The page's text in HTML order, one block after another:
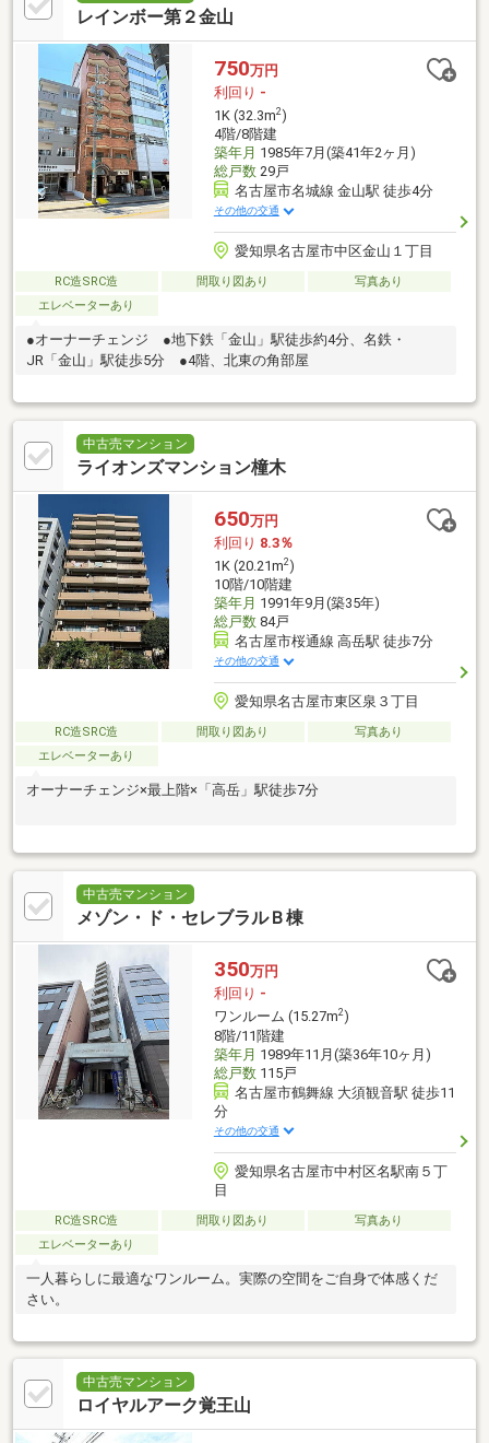
レインボー第２金山
750万円
利回り -
1K (32.3m2)
4階/8階建
築年月 1985年7月(築41年2ヶ月)
総戸数29戸
名古屋市名城線 金山駅 徒歩4分
その他の交通
愛知県名古屋市中区金山１丁目
RC造SRC造 間取り図あり
写真あり
エレベーターあり
●オーナーチェンジ ●地下鉄「金山」駅徒歩約4分、名鉄・
JR「金山」駅徒歩5分 ●4階、北東の角部屋
中古売マンション
ライオンズマンション橦木
650万円
利回り 8.3％
1K (20.21m2)
10階/10階建
築年月 1991年9月(築35年)
総戸数84戸
名古屋市桜通線 高岳駅 徒歩7分
その他の交通
愛知県名古屋市東区泉３丁目
RC造SRC造 間取り図あり
写真あり
エレベーターあり
オーナーチェンジ×最上階×「高岳」駅徒歩7分
中古売マンション
メゾン・ド・セレブラルＢ棟
350万円
利回り -
ワンルーム (15.27m2)
8階/11階建
築年月 1989年11月(築36年10ヶ月)
総戸数115戸
名古屋市鶴舞線 大須観音駅 徒歩11
分
その他の交通
愛知県名古屋市中村区名駅南５丁
目
RC造SRC造 間取り図あり
写真あり
エレベーターあり
一人暮らしに最適なワンルーム。実際の空間をご自身で体感くだ
さい。
中古売マンション
ロイヤルアーク覚王山